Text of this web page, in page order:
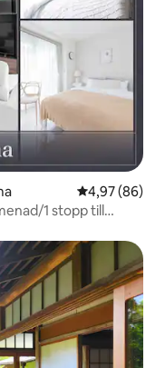
4,97 av 5 i
4,97 (86)
1 stopp till